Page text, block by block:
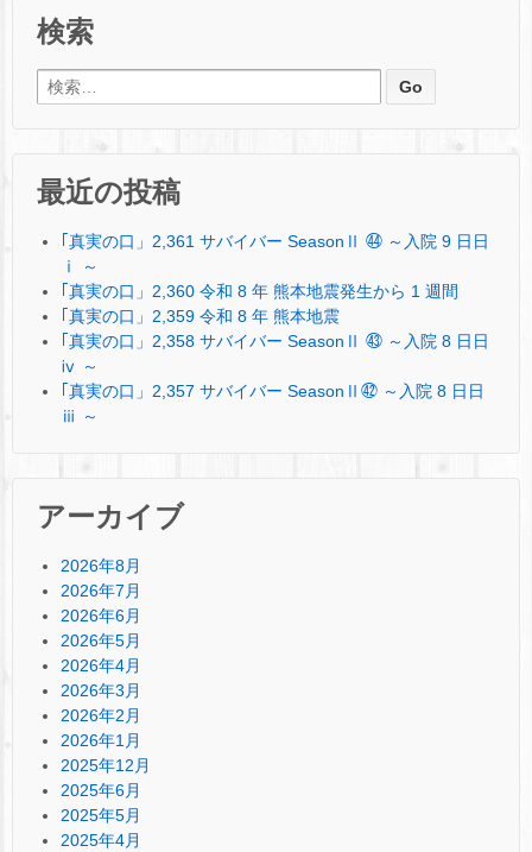
検索
検索:
最近の投稿
｢真実の口」2,361 サバイバー SeasonⅡ ㊹ ～入院 9 日日
ⅰ ～
｢真実の口」2,360 令和 8 年 熊本地震発生から 1 週間
｢真実の口」2,359 令和 8 年 熊本地震
｢真実の口」2,358 サバイバー SeasonⅡ ㊸ ～入院 8 日日
ⅳ ～
｢真実の口」2,357 サバイバー SeasonⅡ㊷ ～入院 8 日日
ⅲ ～
アーカイブ
2026年8月
2026年7月
2026年6月
2026年5月
2026年4月
2026年3月
2026年2月
2026年1月
2025年12月
2025年6月
2025年5月
2025年4月